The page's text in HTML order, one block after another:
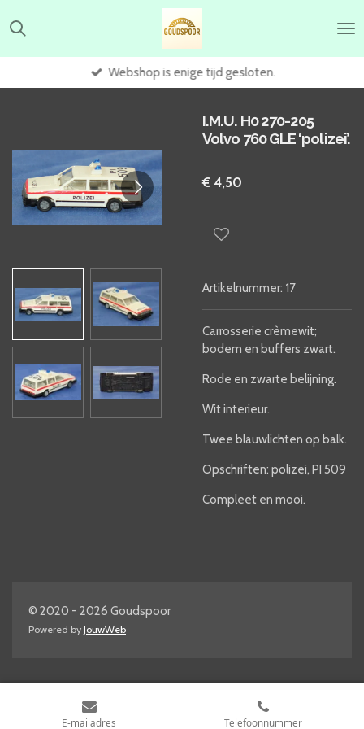
direct
hoofdinhoud
Webshop is enige tijd gesloten.
I.M.U. H0 270-205
Volvo 760 GLE ‘polizei’.
€ 4,50
Artikelnummer: 17
Carrosserie crèmewit;
bodem en buffers zwart.
Rode en zwarte belijning.
Wit interieur.
Twee blauwlichten op balk.
Opschriften: polizei, PI 509
Compleet en mooi.
© 2020 - 2026 Goudspoor
Powered by JouwWeb
E-mailadres Telefoonnummer